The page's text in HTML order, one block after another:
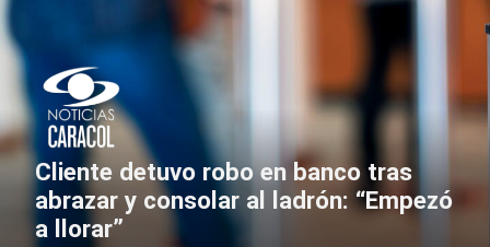
Cliente detuvo robo en banco tras
abrazar y consolar al ladrón: “Empezó
a llorar”